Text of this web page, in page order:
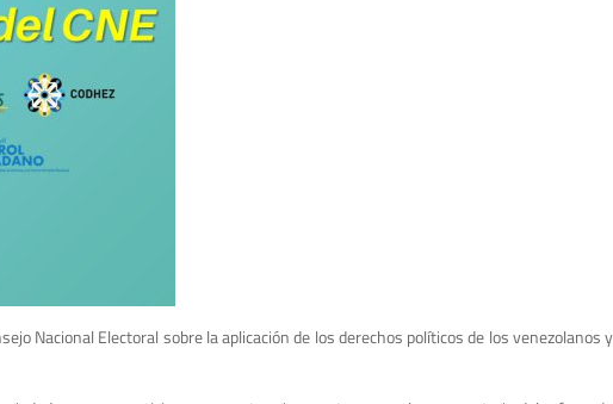
Nacional Electoral sobre la aplicación de los derechos políticos de los venezolanos y